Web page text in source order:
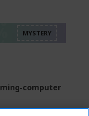
computer